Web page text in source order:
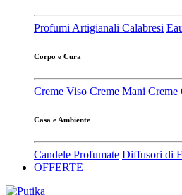
Profumi Artigianali Calabresi
Corpo e Cura
Creme Viso Creme Mani Creme
Casa e Ambiente
Candele Profumate Diffusori di
OFFERTE